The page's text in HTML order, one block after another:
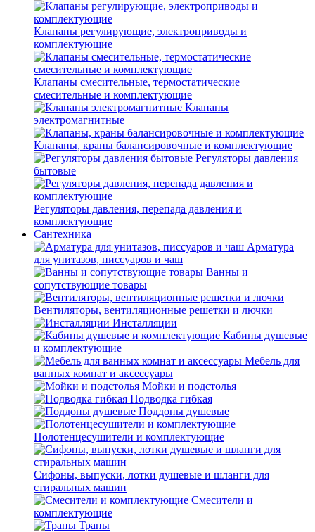
Клапаны регулирующие, электроприводы и
комплектующие
Клапаны смесительные, термостатические
смесительные и комплектующие
Клапаны
электромагнитные
Клапаны, краны балансировочные и комплектующие
Регуляторы давления
бытовые
Регуляторы давления, перепада давления и
комплектующие
Сантехника
Арматура
для унитазов, писсуаров и чаш
Ванны и
сопутствующие товары
Вентиляторы, вентиляционные решетки и лючки
Инсталляции
Кабины душевые
и комплектующие
Мебель для
ванных комнат и аксессуары
Мойки и подстолья
Подводка гибкая
Поддоны душевые
Полотенцесушители и комплектующие
Сифоны, выпуски, лотки душевые и шланги для
стиральных машин
Смесители и
комплектующие
Трапы